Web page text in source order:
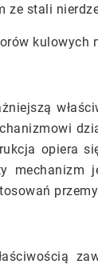
ze stali
opiera